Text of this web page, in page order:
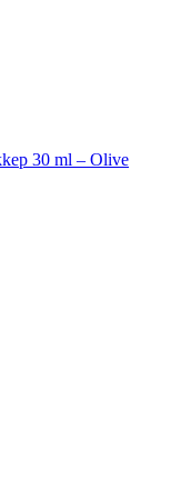
30 ml – Olive